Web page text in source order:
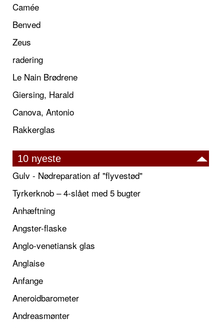
Camée
Benved
Zeus
radering
Le Nain Brødrene
Giersing, Harald
Canova, Antonio
Rakkerglas
10 nyeste
Gulv - Nødreparation af "flyvestød"
Tyrkerknob – 4-slået med 5 bugter
Anhæftning
Angster-flaske
Anglo-venetiansk glas
Anglaise
Anfange
Aneroidbarometer
Andreasmønter